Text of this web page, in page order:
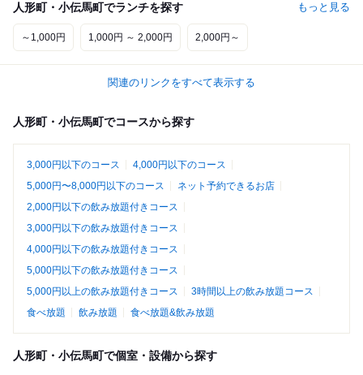
人形町・小伝馬町でランチを探す もっと見る
～1,000円 1,000円 ～ 2,000円 2,000円～
関連のリンクをすべて表示する
人形町・小伝馬町でコースから探す
3,000円以下のコース
4,000円以下のコース
5,000円〜8,000円以下のコース
ネット予約できるお店
2,000円以下の飲み放題付きコース
3,000円以下の飲み放題付きコース
4,000円以下の飲み放題付きコース
5,000円以下の飲み放題付きコース
5,000円以上の飲み放題付きコース
3時間以上の飲み放題コース
食べ放題
飲み放題 食べ放題&飲み放題
人形町・小伝馬町で個室・設備から探す